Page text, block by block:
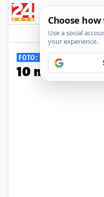
FOTO: LUDO BOGATI
10